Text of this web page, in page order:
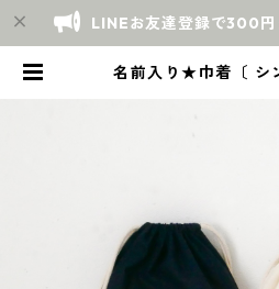
LINEお友達登録で300円
名前入り★巾着〔 シ